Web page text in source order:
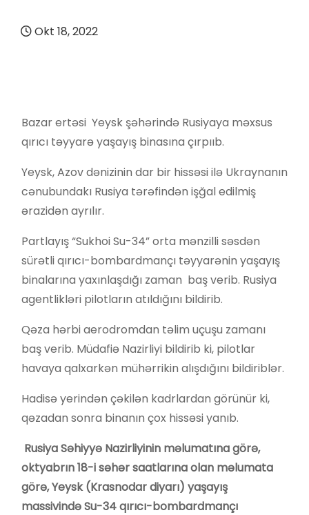
Okt 18, 2022
Bazar ertəsi Yeysk şəhərində Rusiyaya məxsus
qırıcı təyyarə yaşayış binasına çırpııb.
Yeysk, Azov dənizinin dar bir hissəsi ilə Ukraynanın
cənubundakı Rusiya tərəfindən işğal edilmiş
ərazidən ayrılır.
Partlayış “Sukhoi Su-34” orta mənzilli səsdən
sürətli qırıcı-bombardmançı təyyarənin yaşayış
binalarına yaxınlaşdığı zaman baş verib. Rusiya
agentlikləri pilotların atıldığını bildirib.
Qəza hərbi aerodromdan təlim uçuşu zamanı
baş verib. Müdafiə Nazirliyi bildirib ki, pilotlar
havaya qalxarkən mühərrikin alışdığını bildiriblər.
Hadisə yerindən çəkilən kadrlardan görünür ki,
qəzadan sonra binanın çox hissəsi yanıb.
Rusiya Səhiyyə Nazirliyinin məlumatına görə,
oktyabrın 18-i səhər saatlarına olan məlumata
görə, Yeysk (Krasnodar diyarı) yaşayış
massivində Su-34 qırıcı-bombardmançı